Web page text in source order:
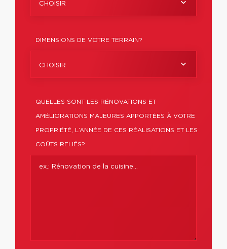
CHOISIR
DIMENSIONS DE VOTRE TERRAIN?
CHOISIR
QUELLES SONT LES RÉNOVATIONS ET
AMÉLIORATIONS MAJEURES APPORTÉES À VOTRE
PROPRIÉTÉ, L’ANNÉE DE CES RÉALISATIONS ET LES
COÛTS RELIÉS?